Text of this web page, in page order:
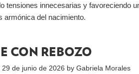
tensiones innecesarias y favoreciendo
armónica del nacimiento.
CON REBOZO
29 de junio de 2026 by Gabriela Morales